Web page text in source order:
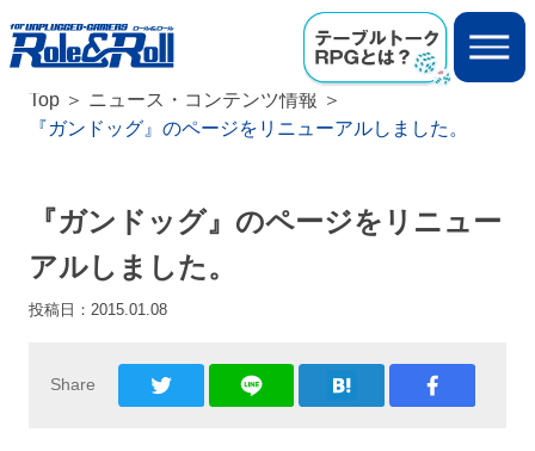
Top
ニュース・コンテンツ情報
『ガンドッグ』のページをリニューアルしました。
『ガンドッグ』のページをリニュー
アルしました。
投稿日： 2015.01.08
Share